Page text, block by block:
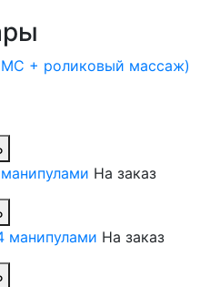
+ роликовый массаж)
На заказ
манипулами На заказ